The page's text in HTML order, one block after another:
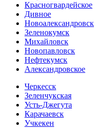
Красногвардейское
Дивное
Новоалександровск
Зеленокумск
Михайловск
Новопавловск
Нефтекумск
Александровское
Черкесск
Зеленчукская
Усть-Джегута
Карачаевск
Учкекен